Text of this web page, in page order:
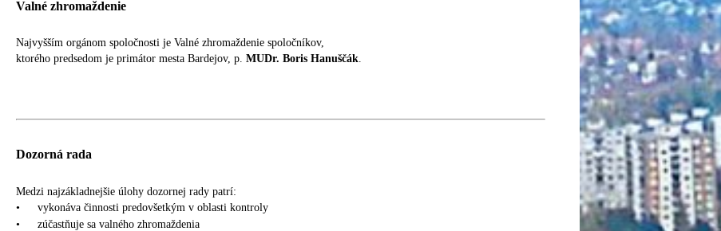
Valné zhromaždenie
Najvyšším orgánom spoločnosti je Valné zhromaždenie spoločníkov,
ktorého predsedom je primátor mesta Bardejov, p. MUDr. Boris Hanuščák.
Dozorná rada
Medzi najzákladnejšie úlohy dozornej rady patrí:
•
vykonáva činnosti predovšetkým v oblasti kontroly
•
zúčastňuje sa valného zhromaždenia